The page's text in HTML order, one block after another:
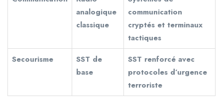
analogique
classique
communication
cryptés et terminaux
tactiques
Secourisme
SST de
base
SST renforcé avec
protocoles d’urgence
terroriste